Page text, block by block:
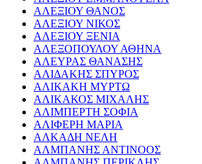
ΑΛΕΞΙΟΥ ΘΑΝΟΣ
ΑΛΕΞΙΟΥ ΝΙΚΟΣ
ΑΛΕΞΙΟΥ ΞΕΝΙΑ
ΑΛΕΞΟΠΟΥΛΟΥ ΑΘΗΝΑ
ΑΛΕΥΡΑΣ ΘΑΝΑΣΗΣ
ΑΛΙΔΑΚΗΣ ΣΠΥΡΟΣ
ΑΛΙΚΑΚΗ ΜΥΡΤΩ
ΑΛΙΚΑΚΟΣ ΜΙΧΑΛΗΣ
ΑΛΙΜΠΕΡΤΗ ΣΟΦΙΑ
ΑΛΙΦΕΡΗ ΜΑΡΙΑ
ΑΛΚΑΔΗ ΝΕΛΗ
ΑΛΜΠΑΝΗΣ ΑΝΤΙΝΟΟΣ